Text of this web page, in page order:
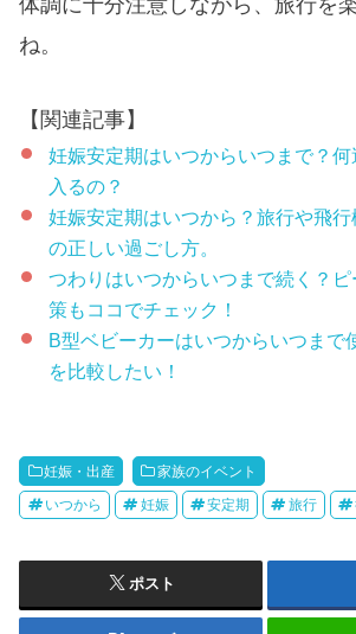
ね。
【関連記事】
妊娠安定期はいつからいつまで？
入るの？
妊娠安定期はいつから？旅行や飛
の正しい過ごし方。
つわりはいつからいつまで続く？
策もココでチェック！
B型ベビーカーはいつからいつまで
を比較したい！
妊娠・出産 家族のイベント
いつから 妊娠 安定期 旅行
ポスト